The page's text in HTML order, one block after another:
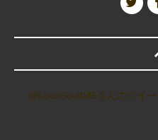
@LocoSoul045さんのツイー